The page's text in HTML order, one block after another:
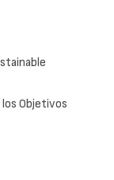
Objetivos